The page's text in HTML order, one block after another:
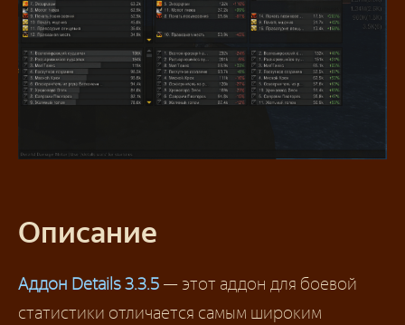
Описание
Аддон Details 3.3.5 — этот аддон для боевой
статистики отличается самым широким